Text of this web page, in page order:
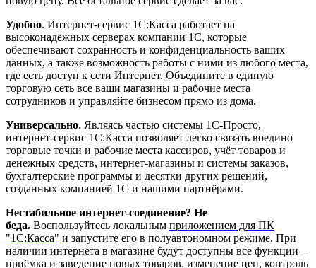
Удобно. Интернет-сервис 1С:Касса работает на
высоконадёжных серверах компании 1С, которые
обеспечивают сохранность и конфиденциальность ваших
данных, а также возможность работы с ними из любого места,
где есть доступ к сети Интернет. Объедините в единую
торговую сеть все ваши магазины и рабочие места
сотрудников и управляйте бизнесом прямо из дома.
Универсально. Являясь частью системы 1С-Просто,
интернет-сервис 1С:Касса позволяет легко связать воедино
торговые точки и рабочие места кассиров, учёт товаров и
денежных средств, интернет-магазины и системы заказов,
бухгалтерские программы и десятки других решений,
созданных компанией 1С и нашими партнёрами.
Нестабильное интернет-соединение? Не
беда. Воспользуйтесь локальным приложением для ПК
"1С:Касса" и запустите его в полуавтономном режиме. При
наличии интернета в магазине будут доступны все функции –
приёмка и заведение новых товаров, изменение цен, контроль